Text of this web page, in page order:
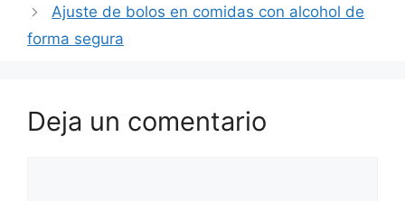
Ajuste de bolos en comidas con alcohol de
forma segura
Deja un comentario